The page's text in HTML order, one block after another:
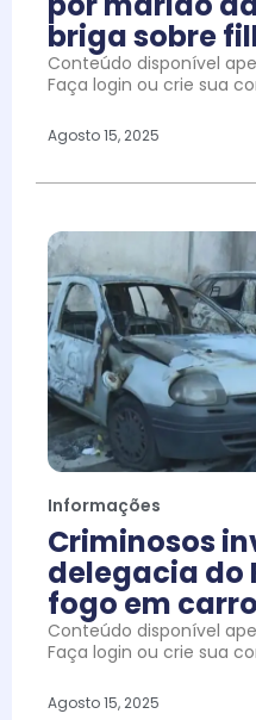
briga sobre
Conteúdo disponível
Faça login ou crie sua
Agosto 15, 2025
Informações
Criminosos
delegacia do
fogo em
Conteúdo disponível
Faça login ou crie sua
Agosto 15, 2025